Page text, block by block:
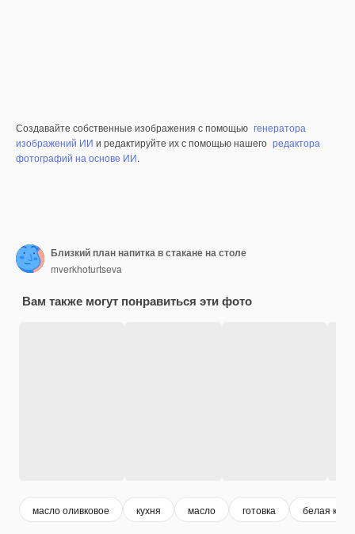
Создавайте собственные изображения с помощью генератора
изображений ИИ и редактируйте их с помощью нашего редактора
фотографий на основе ИИ.
Близкий план напитка в стакане на столе
mverkhoturtseva
Вам также могут понравиться эти фото
масло оливковое кухня масло готовка белая